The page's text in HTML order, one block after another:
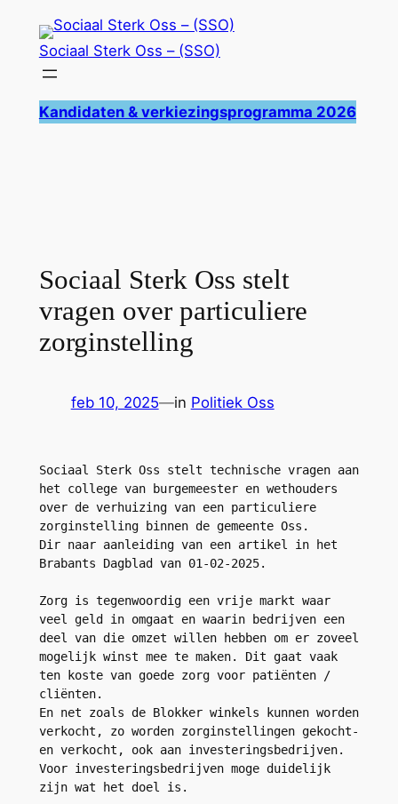
Sociaal Sterk Oss – (SSO)
Kandidaten & verkiezingsprogramma 2026
Sociaal Sterk Oss stelt
vragen over particuliere
zorginstelling
feb 10, 2025—in Politiek Oss
Sociaal Sterk Oss stelt technische vragen aan
het college van burgemeester en wethouders
over de verhuizing van een particuliere
zorginstelling binnen de gemeente Oss.
Dir naar aanleiding van een artikel in het
Brabants Dagblad van 01-02-2025.
Zorg is tegenwoordig een vrije markt waar
veel geld in omgaat en waarin bedrijven een
deel van die omzet willen hebben om er zoveel
mogelijk winst mee te maken. Dit gaat vaak
ten koste van goede zorg voor patiënten /
cliënten.
En net zoals de Blokker winkels kunnen worden
verkocht, zo worden zorginstellingen gekocht-
en verkocht, ook aan investeringsbedrijven.
Voor investeringsbedrijven moge duidelijk
zijn wat het doel is.